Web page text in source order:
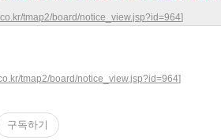
tmap2/board/notice_view.jsp?id=964]
tmap2/board/notice_view.jsp?id=964]
구독하기